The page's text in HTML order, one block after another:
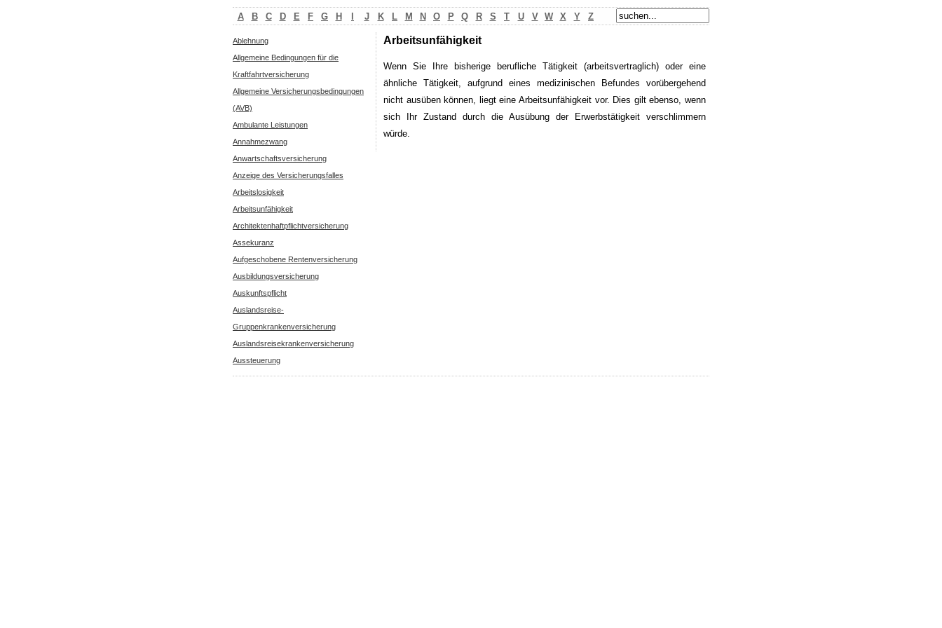
A B C D E F G H J K L M N O P Q R S T U V W X Y Z
Ablehnung
Allgemeine Bedingungen für die
Kraftfahrtversicherung
Allgemeine Versicherungsbedingungen
(AVB)
Ambulante Leistungen
Annahmezwang
Anwartschaftsversicherung
Anzeige des Versicherungsfalles
Arbeitslosigkeit
Arbeitsunfähigkeit
Architektenhaftpflichtversicherung
Assekuranz
Aufgeschobene Rentenversicherung
Ausbildungsversicherung
Auskunftspflicht
Auslandsreise-
Gruppenkrankenversicherung
Auslandsreisekrankenversicherung
Aussteuerung
Arbeitsunfähigkeit
Wenn Sie Ihre bisherige berufliche Tätigkeit (arbeitsvertraglich) oder eine
ähnliche Tätigkeit, aufgrund eines medizinischen Befundes vorübergehend
nicht ausüben können, liegt eine Arbeitsunfähigkeit vor. Dies gilt ebenso, wenn
sich Ihr Zustand durch die Ausübung der Erwerbstätigkeit verschlimmern
würde.